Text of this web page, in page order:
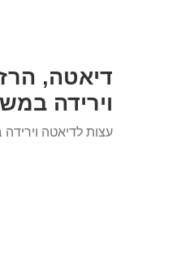
דיאטה,
וירידה
עצות לדיאטה